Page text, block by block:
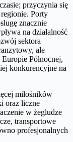
przyczynia się
Porty
znacznie
na działalność
sektora
ale
Północnej,
konkurencyjne na
miłośników
oraz liczne
w żegludze
transportowe
profesjonalnych